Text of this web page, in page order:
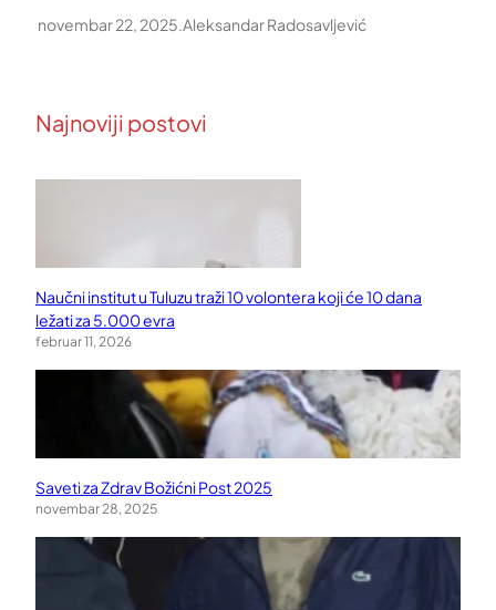
novembar 22, 2025.Aleksandar Radosavljević
Najnoviji postovi
Naučni institut u Tuluzu traži 10 volontera koji će 10 dana
ležati za 5.000 evra
februar 11, 2026
Saveti za Zdrav Božićni Post 2025
novembar 28, 2025